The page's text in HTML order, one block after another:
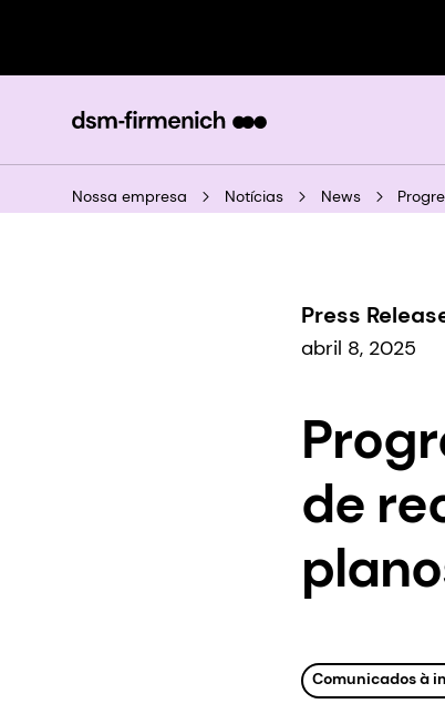
Nossa empresa Notícias News
Press
abril 8, 2025
de
Comunicados à